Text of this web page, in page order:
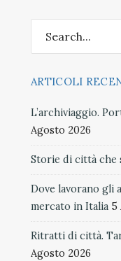
ARTICOLI
L’archiviaggio.
Agosto 2026
Storie di città che
Dove lavorano gli
mercato in Italia 5
Ritratti di città.
Agosto 2026